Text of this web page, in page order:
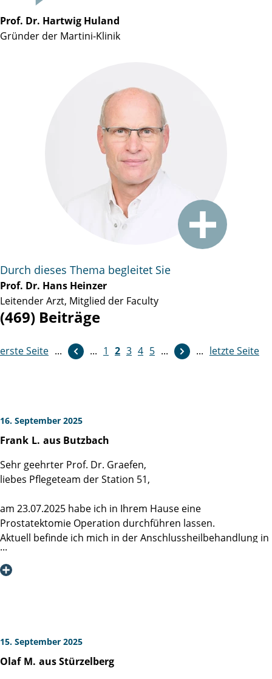
Prof. Dr. Hartwig Huland
Gründer der Martini-Klinik
Durch dieses Thema begleitet Sie
Prof. Dr. Hans Heinzer
Leitender Arzt, Mitglied der Faculty
(469) Beiträge
erste Seite ... ... 1 2 3 4 5 ...
weiter ... letzte Seite
16. September 2025
Frank L. aus Butzbach
Sehr geehrter Prof. Dr. Graefen,
liebes Pflegeteam der Station 51,
am 23.07.2025 habe ich in Ihrem Hause eine
Prostatektomie Operation durchführen lassen.
Aktuell befinde ich mich in der Anschlussheilbehandlung in
der Klinik am Kurpark in Bad Wildungen.
Entscheidung getroffen hatte.
Man unterhält sich hier in kleiner und großer Runde über
15. September 2025
Olaf M. aus Stürzelberg